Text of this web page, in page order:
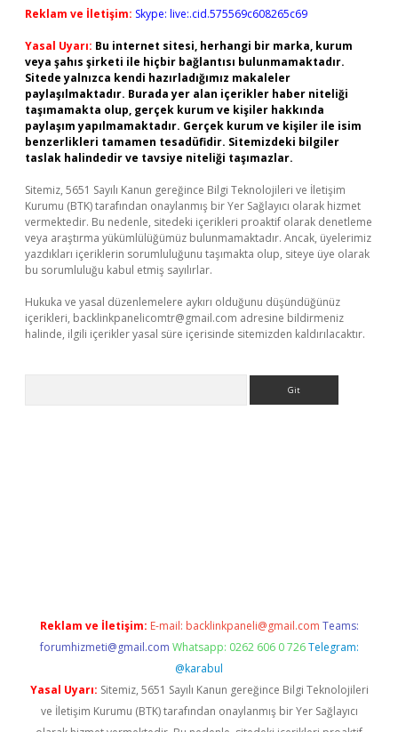
Reklam ve İletişim: Skype: live:.cid.575569c608265c69
Yasal Uyarı: Bu internet sitesi, herhangi bir marka, kurum
veya şahıs şirketi ile hiçbir bağlantısı bulunmamaktadır.
Sitede yalnızca kendi hazırladığımız makaleler
paylaşılmaktadır. Burada yer alan içerikler haber niteliği
taşımamakta olup, gerçek kurum ve kişiler hakkında
paylaşım yapılmamaktadır. Gerçek kurum ve kişiler ile isim
benzerlikleri tamamen tesadüfidir. Sitemizdeki bilgiler
taslak halindedir ve tavsiye niteliği taşımazlar.
Sitemiz, 5651 Sayılı Kanun gereğince Bilgi Teknolojileri ve İletişim
Kurumu (BTK) tarafından onaylanmış bir Yer Sağlayıcı olarak hizmet
vermektedir. Bu nedenle, sitedeki içerikleri proaktif olarak denetleme
veya araştırma yükümlülüğümüz bulunmamaktadır. Ancak, üyelerimiz
yazdıkları içeriklerin sorumluluğunu taşımakta olup, siteye üye olarak
bu sorumluluğu kabul etmiş sayılırlar.
Hukuka ve yasal düzenlemelere aykırı olduğunu düşündüğünüz
içerikleri, backlinkpanelicomtr@gmail.com adresine bildirmeniz
halinde, ilgili içerikler yasal süre içerisinde sitemizden kaldırılacaktır.
Reklam ve İletişim: E-mail: backlinkpaneli@gmail.com Teams:
forumhizmeti@gmail.com Whatsapp: 0262 606 0 726 Telegram:
@karabul
Yasal Uyarı: Sitemiz, 5651 Sayılı Kanun gereğince Bilgi Teknolojileri
ve İletişim Kurumu (BTK) tarafından onaylanmış bir Yer Sağlayıcı